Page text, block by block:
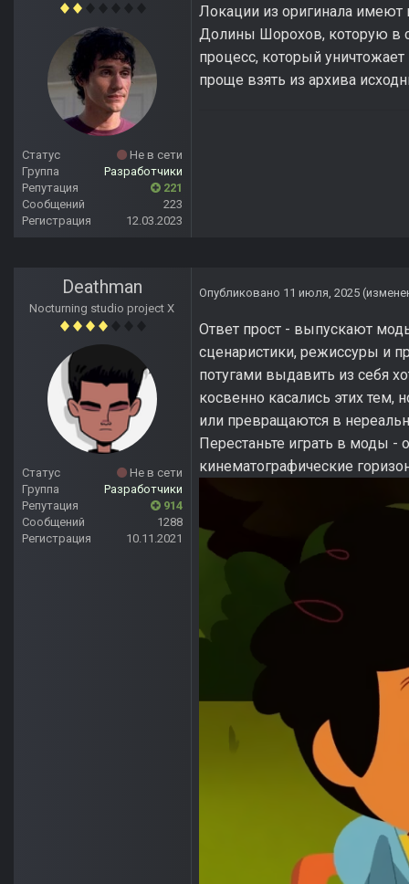
Статус
Не в сети
Группа
Разработчики
Репутация
221
Сообщений
223
Регистрация
12.03.2023
Локации из оригинала имеют
Долины Шорохов, которую в
процесс, который
проще взять из архива
Deathman
Nocturning studio project X
Статус
Не в сети
Группа
Разработчики
Репутация
914
Сообщений
1288
Регистрация
10.11.2021
Опубликовано 11 июля, 2025
Ответ прост - выпускают
сценаристики, режиссуры и
потугами выдавить из себя
косвенно касались этих тем,
или превращаются в
Перестаньте играть в моды
кинематографические